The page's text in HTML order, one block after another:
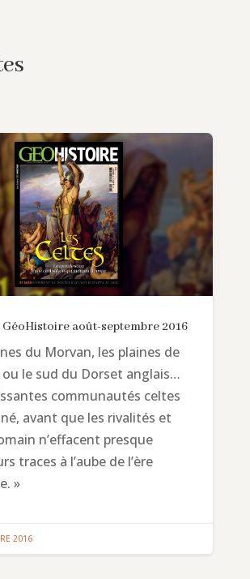
GéoHistoire août-septembre 2016
du Morvan, les plaines de
ou le sud du Dorset anglais…
communautés celtes
avant que les rivalités et
n’effacent presque
traces à l’aube de l’ère
»
2016